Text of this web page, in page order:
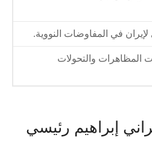
في المفاوضات النووية.
المظاهرات والتحولات
إبراهيم رئيسي